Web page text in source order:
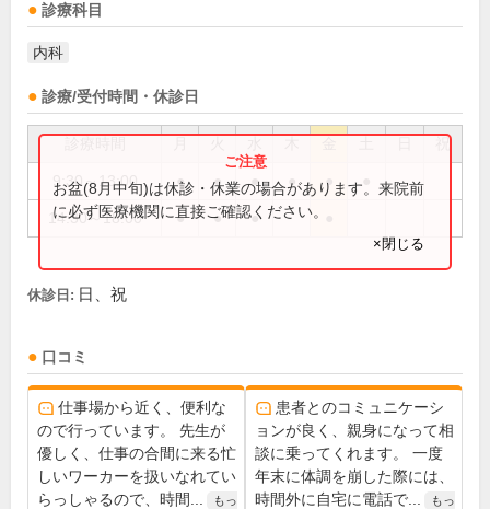
診療科目
内科
診療/受付時間・休診日
祝
9:30～13:00 ● ● ● ● ●
14:30～18:00 ● ● ●
お盆(8月中旬)は休診・休業の場合があります。来院前
に必ず医療機関に直接ご確認ください。
×閉じる
休診日: 日、祝
口コミ
仕事場から近く、便利な
ので行っています。 先生が
優しく、仕事の合間に来る忙
しいワーカーを扱いなれてい
らっしゃるので、時間...
もっ
患者とのコミュニケーシ
ョンが良く、親身になって相
談に乗ってくれます。 一度
年末に体調を崩した際には、
時間外に自宅に電話で...
もっ